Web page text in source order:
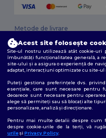
Metode de livrare
2026. Toate
Urmărește-ne
Acest site folosește
Site-ul nostru utilizează atât cookie-uri
îmbunătăți funcționalitatea generală, a
site-ului și a asigura o experiență de
adaptat, interacțiuni optimizate cu site-ul
Puteți gestiona preferințele dvs.
esențiale, care sunt necesare pentru
deoarece sunt necesare pentru
alege să permiteți sau să blocați alte
personalizare, analiză și direcționare.
Pentru mai multe detalii despre cum
despre cookie-urile de la terți, vă
urileși Privacy Policy.